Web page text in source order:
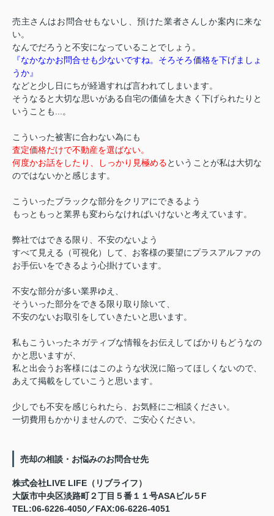
売主さんはお問合せもないし、預けた業者さんしか案内に来な
い。
なんでだろうと不安になっていることでしょう。
『なかなかお問合せも少ないですね。そろそろ価格を下げましょ
うか』
などと少し日にちが経過すれば言われてしまいます。
そうなると大切な思いがある自宅の価値を大きく下げられたりと
いうことも...。
こういった被害に合わない為にも
査定価格だけで不動産を選ばない。
何度かお話をしたり、しっかり見極めるということが私は大切な
のではないかと感じます。
こういったブラックな部分をクリアにできるよう
もっともっと業界も変わらなければいけないと考えています。
弊社ではできる限り、不安のないよう
すべて見える（可視化）して、お客様の要望にプラスアルファの
お手伝いをできるよう心掛けています。
不安な部分が多い業界ゆえ、
そういった部分をできる限り取り除いて、
不安のないお取引をしていきたいと思います。
私もこういったネガティブな情報をお伝えしてばかりもどうなの
かと思いますが、
私と出会うお客様にはこのような状況に陥ってほしくないので、
あえて掲載をしていこうと思います。
少しでも不安を感じられたら、お気軽にご相談ください。
一切費用もかかりませんので、ご安心ください。
売却の相談・お悩みのお問合せ先
株式会社LIVE LIFE（リブライフ）
大阪市中央区淡路町２丁目５番１１号ASAビル５F
TEL:06-6226-4050／FAX:06-6226-4051